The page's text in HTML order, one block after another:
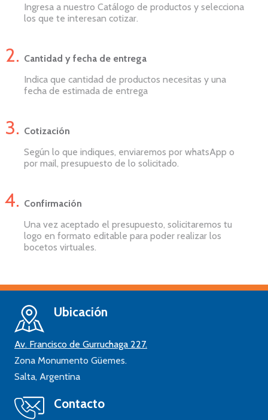
Ingresa a nuestro Catálogo de productos y selecciona
los que te interesan cotizar.
Cantidad y fecha de entrega
Indica que cantidad de productos necesitas y una
fecha de estimada de entrega
Cotización
Según lo que indiques, enviaremos por whatsApp o
por mail, presupuesto de lo solicitado.
Confirmación
Una vez aceptado el presupuesto, solicitaremos tu
logo en formato editable para poder realizar los
bocetos virtuales.
Ubicación
Av. Francisco de Gurruchaga 227.
Zona Monumento Güemes.
Salta, Argentina
Contacto